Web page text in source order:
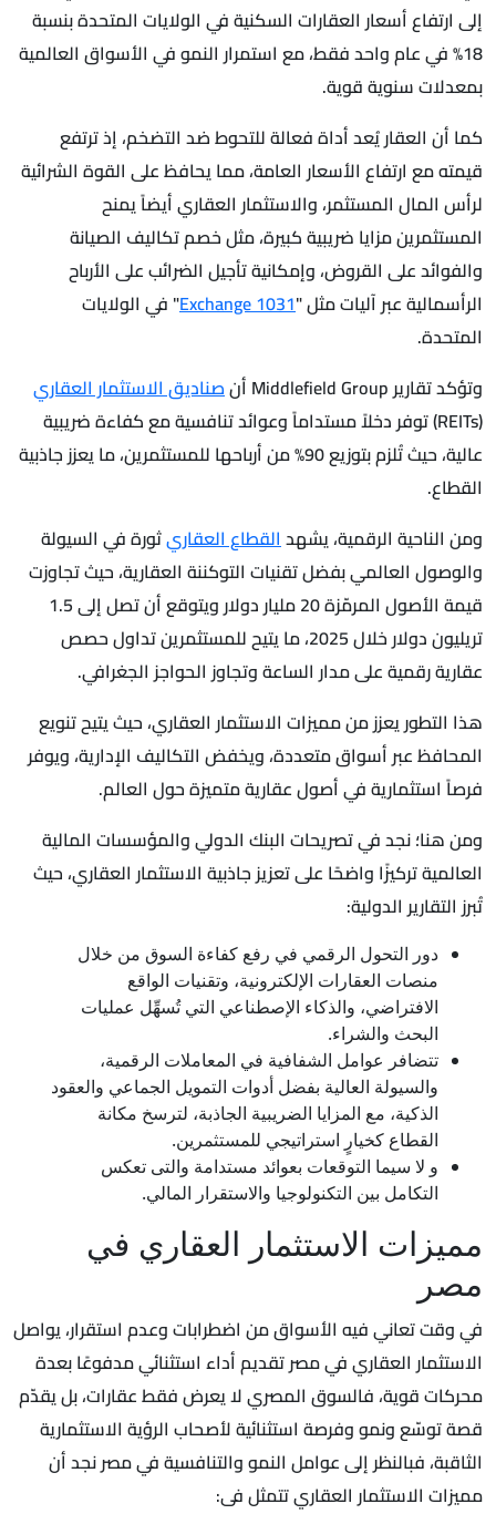
إلى ارتفاع أسعار العقارات السكنية في الولايات المتحدة بنسبة
18% في عام واحد فقط، مع استمرار النمو في الأسواق العالمية
بمعدلات سنوية قوية.
كما أن العقار يُعد أداة فعالة للتحوط ضد التضخم، إذ ترتفع
قيمته مع ارتفاع الأسعار العامة، مما يحافظ على القوة الشرائية
لرأس المال المستثمر، والاستثمار العقاري أيضاً يمنح
المستثمرين مزايا ضريبية كبيرة، مثل خصم تكاليف الصيانة
والفوائد على القروض، وإمكانية تأجيل الضرائب على الأرباح
الرأسمالية عبر آليات مثل "1031 Exchange
" في الولايات
المتحدة.
وتؤكد تقارير Middlefield Group أن
صناديق الاستثمار العقاري
(REITs) توفر دخلاً مستداماً وعوائد تنافسية مع كفاءة ضريبية
عالية، حيث تُلزم بتوزيع 90% من أرباحها للمستثمرين، ما يعزز جاذبية
القطاع.
ومن الناحية الرقمية، يشهدالقطاع العقاريثورة في السيولة
والوصول العالمي بفضل تقنيات التوكننة العقارية، حيث تجاوزت
قيمة الأصول المرمّزة 20 مليار دولار ويتوقع أن تصل إلى 1.5
تريليون دولار خلال 2025، ما يتيح للمستثمرين تداول حصص
عقارية رقمية على مدار الساعة وتجاوز الحواجز الجغرافي.
هذا التطور يعزز من مميزات الاستثمار العقاري، حيث يتيح تنويع
المحافظ عبر أسواق متعددة، ويخفض التكاليف الإدارية، ويوفر
فرصاً استثمارية في أصول عقارية متميزة حول العالم.
ومن هنا؛ نجد في تصريحات البنك الدولي والمؤسسات المالية
العالمية تركيزًا واضحًا على تعزيز جاذبية الاستثمار العقاري، حيث
تُبرز التقارير الدولية:
دور التحول الرقمي في رفع كفاءة السوق من خلال
منصات العقارات الإلكترونية، وتقنيات الواقع
الافتراضي، والذكاء الإصطناعي التي تُسهِّل عمليات
البحث والشراء.
تتضافر عوامل الشفافية في المعاملات الرقمية،
والسيولة العالية بفضل أدوات التمويل الجماعي والعقود
الذكية، مع المزايا الضريبية الجاذبة، لترسخ مكانة
القطاع كخيارٍ استراتيجي للمستثمرين.
و لا سيما التوقعات بعوائد مستدامة والتى تعكس
التكامل بين التكنولوجيا والاستقرار المالي.
مميزات الاستثمار العقاري في
مصر
في وقت تعاني فيه الأسواق من اضطرابات وعدم استقرار، يواصل
الاستثمار العقاري في مصر تقديم أداء استثنائي مدفوعًا بعدة
محركات قوية، فالسوق المصري لا يعرض فقط عقارات، بل يقدّم
قصة توسّع ونمو وفرصة استثنائية لأصحاب الرؤية الاستثمارية
الثاقبة، فبالنظر إلى عوامل النمو والتنافسية في مصر نجد أن
مميزات الاستثمار العقاري تتمثل فى: